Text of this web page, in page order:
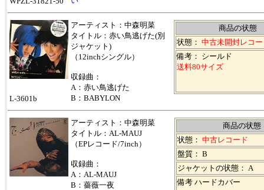
アーティスト：中森明菜
タイトル：赤い鳥逃げた(別
ジャケット)
（12inchシングル）
収録曲：
A：赤い鳥逃げた
B ： BABYLON
商品の状態
状態： 中古未開封レコ
備考： シールド
送料80サイズ
L-3601b
アーティスト：中森明菜
タイトル： AL-MAUJ
（EPレコード/7inch）
収録曲：
A： AL-MAUJ
B： 薔薇一夜
商品の状態
状態： 中古レコード
盤質： B
ジャケットの状態： A
備考 ハードカバー